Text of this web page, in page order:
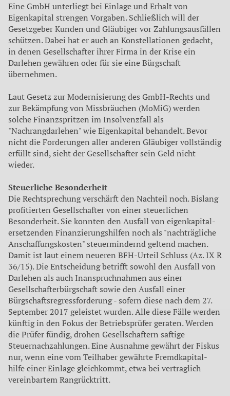
Eine GmbH unterliegt bei Einlage und Erhalt von
Eigenka­pital strengen Vorgaben. Schließ­lich will der
Gesetzgeber Kunden und Gläubiger vor Zahlungsaus­fällen
schützen. Dabei hat er auch an Konstellationen gedacht,
in denen Gesellschafter ihrer Fir­ma in der Krise ein
Darlehen ge­währen oder für sie eine Bürg­schaft
übernehmen.
Laut Gesetz zur Modernisierung des GmbH-Rechts und
zur Bekämpfung von Missbräuchen (MoMiG) werden
solche Finanzspritzen im Insolvenzfall als
"Nachrangdarlehen" wie Eigenkapital behandelt. Bevor
nicht die Forderungen aller anderen Gläubiger vollständig
erfüllt sind, sieht der Gesellschafter sein Geld nicht
wieder.
Steuerliche Besonderheit
Die Rechtsprechung verschärft den Nachteil noch. Bislang
profitierten Gesellschafter von einer steuerlichen
Besonderheit. Sie konnten den Ausfall von eigenkapital-
ersetzenden Finanzierungshilfen noch als "nachträgliche
Anschaffungskosten" steuermindernd geltend machen.
Damit ist laut einem neueren BFH-Urteil Schluss (Az. IX R
36/15). Die Entscheidung betrifft sowohl den Ausfall von
Darlehen als auch Inanspruchnahmen aus einer
Gesellschafterbürgschaft sowie den Ausfall einer
Bürgschaftsregressforderung - sofern diese nach dem 27.
September 2017 geleistet wurden. Alle diese Fälle werden
künftig in den Fokus der Betriebsprüfer geraten. Werden
die Prüfer fündig, drohen Gesellschaftern saftige
Steuernachzahlungen. Eine Ausnahme gewährt der Fiskus
nur, wenn eine vom Teilhaber ge­währte Fremdkapital-
hilfe einer Einlage gleichkommt, etwa bei vertraglich
vereinbartem Rang­rücktritt.